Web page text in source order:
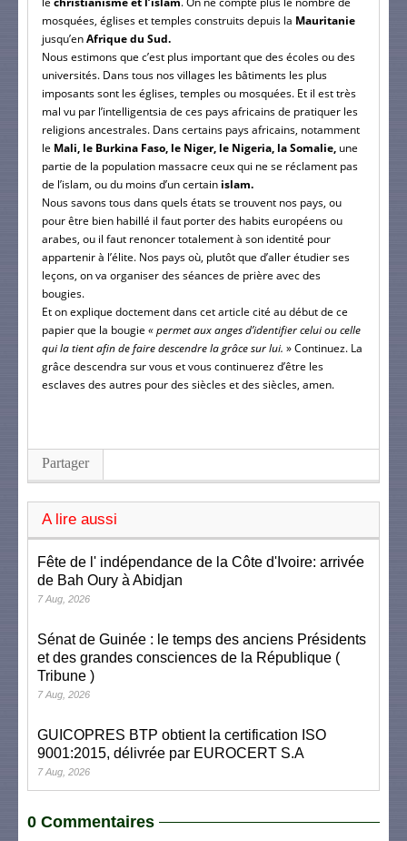
mosquées, églises et temples construits depuis la Mauritanie
jusqu’enAfrique du Sud.
Nous estimons que c’est plus important que des écoles ou des
universités. Dans tous nos villages les bâtiments les plus
imposants sont les églises, temples ou mosquées. Et il est très
mal vu par l’intelligentsia de ces pays africains de pratiquer les
religions ancestrales. Dans certains pays africains, notamment
le Mali, le Burkina Faso, le Niger, le Nigeria, la Somalie, une
partie de la population massacre ceux qui ne se réclament pas
de l’islam, ou du moins d’un certain islam.
Nous savons tous dans quels états se trouvent nos pays, ou
pour être bien habillé il faut porter des habits européens ou
arabes, ou il faut renoncer totalement à son identité pour
appartenir à l’élite. Nos pays où, plutôt que d’aller étudier ses
leçons, on va organiser des séances de prière avec des
bougies.
Et on explique doctement dans cet article cité au début de ce
papier que la bougie « permet aux anges d’identifier celui ou celle
qui la tient afin de faire descendre la grâce sur lui. » Continuez. La
grâce descendra sur vous et vous continuerez d’être les
esclaves des autres pour des siècles et des siècles, amen.
Partager
A lire aussi
Fête de l' indépendance de la Côte d'Ivoire: arrivée
de Bah Oury à Abidjan
7 Aug, 2026
Sénat de Guinée : le temps des anciens Présidents
et des grandes consciences de la République (
Tribune )
7 Aug, 2026
GUICOPRES BTP obtient la certification ISO
9001:2015, délivrée par EUROCERT S.A
7 Aug, 2026
0 Commentaires